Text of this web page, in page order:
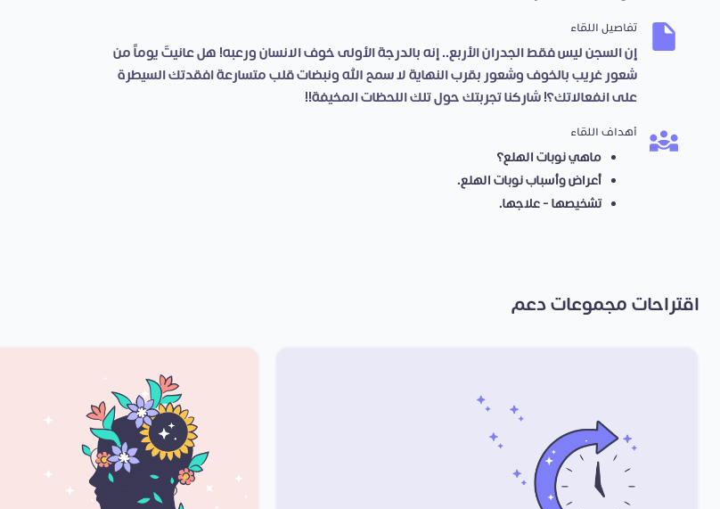
تفاصيل اللقاء
إن السجن ليس فقط الجدران الأربع.. إنه بالدرجة الأولى خوف الانسان ورعبه! هل عانيتَ يوماً من
شعور غريب بالخوف وشعور بقرب النهاية لا سمح الله ونبضات قلب متسارعة افقدتك السيطرة
على انفعالاتك؟! شاركنا تجربتك حول تلك اللحظات المخيفة!!
أهداف اللقاء
ماهي نوبات الهلع؟
أعراض وأسباب نوبات الهلع.
تشخيصها - علاجها.
اقتراحات مجموعات دعم